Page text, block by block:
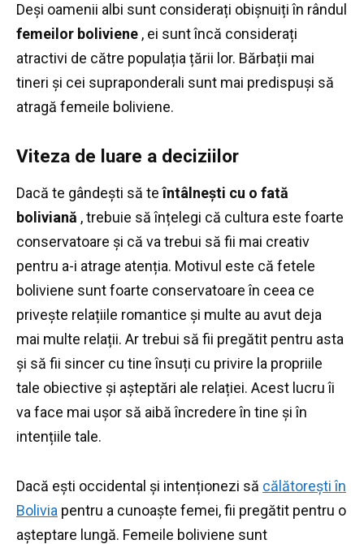
Deși oamenii albi sunt considerați obișnuiți în rândul
femeilor boliviene , ei sunt încă considerați
atractivi de către populația țării lor. Bărbații mai
tineri și cei supraponderali sunt mai predispuși să
atragă femeile boliviene.
Viteza de luare a deciziilor
Dacă te gândești să teîntâlnești cu o fată
boliviană , trebuie să înțelegi că cultura este foarte
conservatoare și că va trebui să fii mai creativ
pentru a-i atrage atenția. Motivul este că fetele
boliviene sunt foarte conservatoare în ceea ce
privește relațiile romantice și multe au avut deja
mai multe relații. Ar trebui să fii pregătit pentru asta
și să fii sincer cu tine însuți cu privire la propriile
tale obiective și așteptări ale relației. Acest lucru îi
va face mai ușor să aibă încredere în tine și în
intențiile tale.
Dacă ești occidental și intenționezi să călătorești în
Bolivia pentru a cunoaște femei, fii pregătit pentru o
așteptare lungă. Femeile boliviene sunt